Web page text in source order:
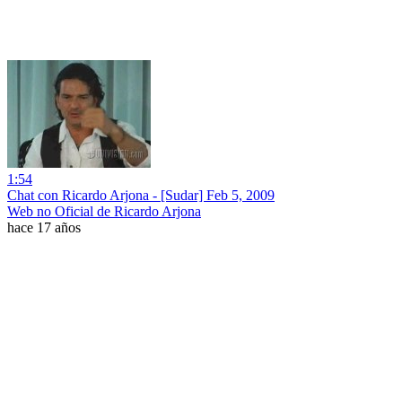
1:54
Chat con Ricardo Arjona - [Sudar] Feb 5, 2009
Web no Oficial de Ricardo Arjona
hace 17 años